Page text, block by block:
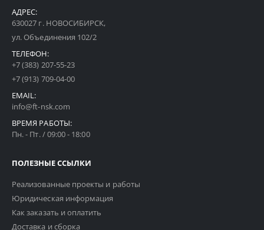
АДРЕС:
630027 г. НОВОСИБИРСК,
ул. Объединения 102/2
ТЕЛЕФОН:
+7 (383) 207-55-23
+7 (913) 709-04-00
EMAIL:
info@ft-nsk.com
ВРЕМЯ РАБОТЫ:
Пн. - Пт. / 09:00 - 18:00
ПОЛЕЗНЫЕ ССЫЛКИ
Реализованные проекты и работы
Юридическая информация
Как заказать и оплатить
Доставка и сборка